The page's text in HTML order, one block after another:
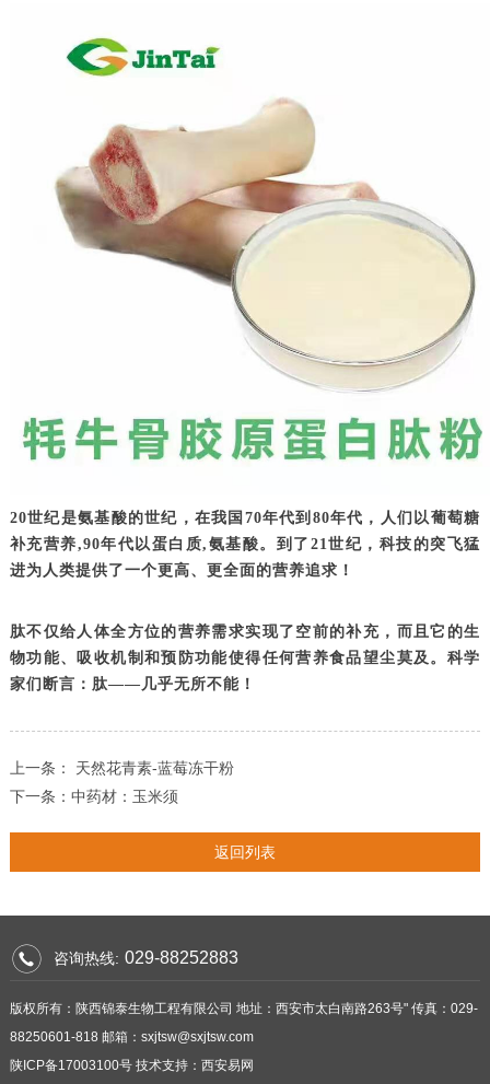
20世纪是氨基酸的世纪，在我国70年代到80年代，人们以葡萄糖
补充营养,90年代以蛋白质,氨基酸。到了21世纪，科技的突飞猛
进为人类提供了一个更高、更全面的营养追求！
肽不仅给人体全方位的营养需求实现了空前的补充，而且它的生
物功能、吸收机制和预防功能使得任何营养食品望尘莫及。科学
家们断言：肽——几乎无所不能！
上一条： 天然花青素-蓝莓冻干粉
下一条：中药材：玉米须
返回列表
咨询热线: 029-88252883
版权所有：陕西锦泰生物工程有限公司 地址：西安市太白南路263号" 传真：029-
88250601-818 邮箱：sxjtsw@sxjtsw.com
陕ICP备17003100号技术支持： 西安易网